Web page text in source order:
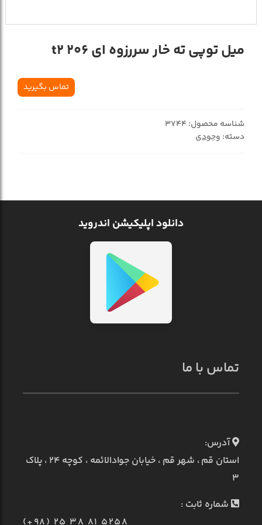
ميل توپي ته خار سررزوه اي 206 t2
تماس بگیرید
شناسه محصول: 3744
دسته: وجودی
دانلود اپلیکیشن اندروید
تماس با ما
آدرس:
استان قم ، شهر قم ، خیابان جوادالائمه ، کوچه ۲۴ ، پلاک
۳
شماره ثابت :